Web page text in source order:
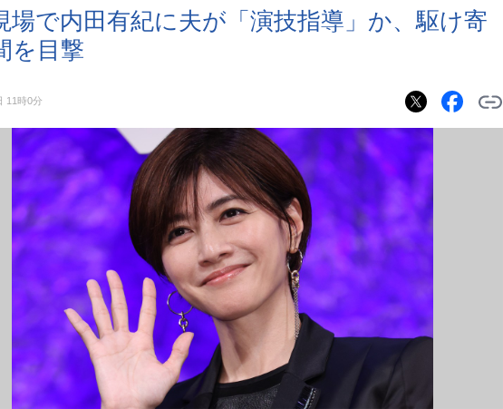
場で内田有紀に夫が「演技指導」か、駆け寄
を目撃
11時0分